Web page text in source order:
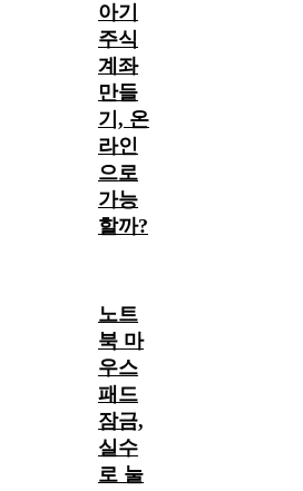
아기
주식
계좌
만들
기, 온
라인
으로
가능
할까?
노트
북 마
우스
패드
잠금,
실수
로 눌